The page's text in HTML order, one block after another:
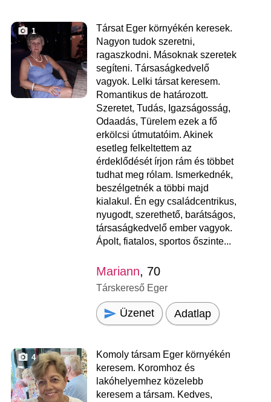
1
Társat Eger környékén keresek.
Nagyon tudok szeretni,
ragaszkodni. Másoknak szeretek
segíteni. Társaságkedvelő
vagyok. Lelki társat keresem.
Romantikus de határozott.
Szeretet, Tudás, Igazságosság,
Odaadás, Türelem ezek a fő
erkölcsi útmutatóim. Akinek
esetleg felkeltettem az
érdeklődését írjon rám és többet
tudhat meg rólam. Ismerkednék,
beszélgetnék a többi majd
kialakul. Én egy családcentrikus,
nyugodt, szerethető, barátságos,
társaságkedvelő ember vagyok.
Ápolt, fiatalos, sportos őszinte...
Mariann, 70
Társkereső Eger
Üzenet Adatlap
4
Komoly társam Eger környékén
keresem. Koromhoz és
lakóhelyemhez közelebb
keresem a társam. Kedves,